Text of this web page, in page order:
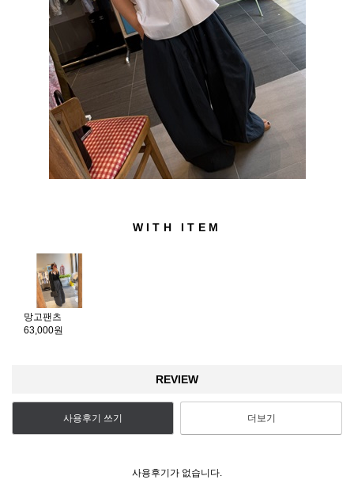
WITH ITEM
망고팬츠
63,000원
REVIEW
사용후기 쓰기 더보기
사용후기가 없습니다.